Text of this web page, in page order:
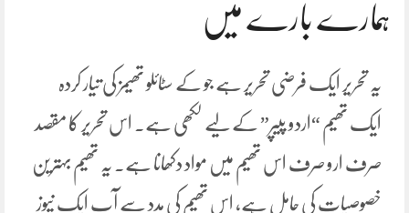
ہمارے بارے میں
یہ تحریر ایک فرضی تحریر ہے جو کے سٹائلو تھیمز کی تیار کردہ
ایک تھیم “اردو پیپر” کے لیے لکھی ہے۔ اس تحریر کا مقصد
صرف ارو صرف اس تھیم میں مواد دکھانا ہے۔ یہ تھیم بہترین
خصوصیات کی حامل ہے، اس تھیم کی مدد سے آپ ایک نیوز